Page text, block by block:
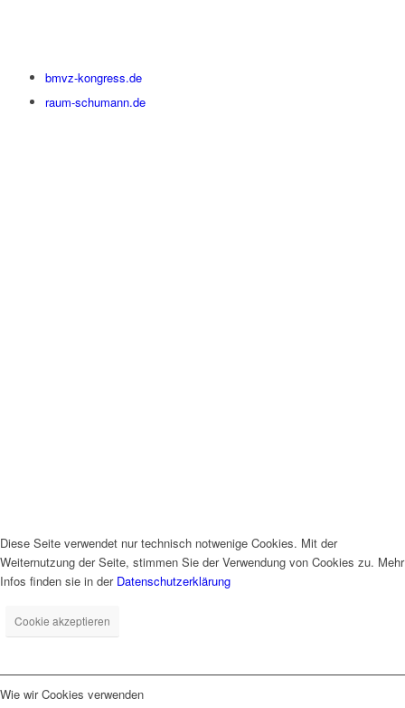
bmvz-kongress.de
raum-schumann.de
Diese Seite verwendet nur technisch notwenige Cookies. Mit der
Weiternutzung der Seite, stimmen Sie der Verwendung von Cookies zu. Mehr
Infos finden sie in der Datenschutzerklärung
Cookie akzeptieren
Wie wir Cookies verwenden